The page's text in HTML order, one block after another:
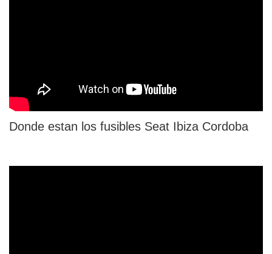
Donde estan los fusibles Seat Ibiza Cordoba